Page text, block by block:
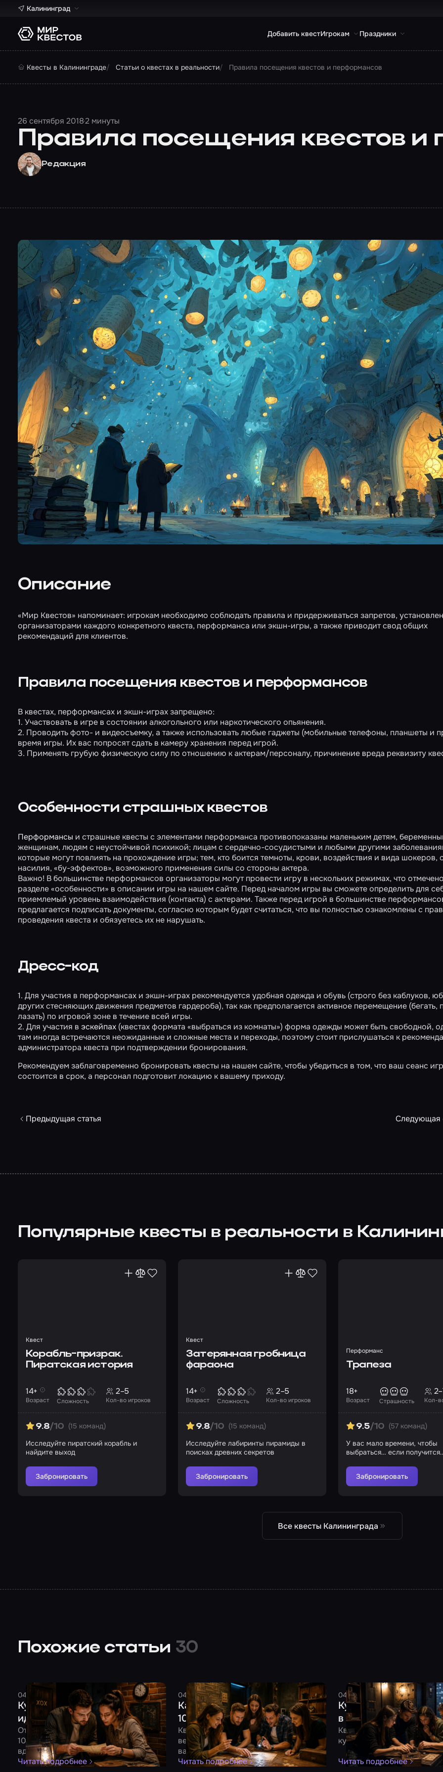
Калининград
Добавить квестИгрокам Праздники
Квесты в Калининграде Статьи о квестах в реальности Правила посещения квестов и перформансов
26 сентября 20182 минуты
Правила посещения квестов и
Редакция
Описание
«Мир Квестов» напоминает: игрокам необходимо соблюдать правила и придерживаться запретов,
организаторами каждого конкретного квеста, перформанса или экшн-игры, а также приводит свод общих
рекомендаций для клиентов.
Правила посещения квестов и перформансов
В квестах, перформансах и экшн-играх запрещено:
1. Участвовать в игре в состоянии алкогольного или наркотического опьянения.
2. Проводить фото- и видеосъемку, а также использовать любые гаджеты (мобильные телефоны, планшеты и
время игры. Их вас попросят сдать в камеру хранения перед игрой.
3. Применять грубую физическую силу по отношению к актерам/персоналу, причинение вреда реквизиту
Особенности страшных квестов
Перформансы и страшные квесты с элементами перформанса противопоказаны маленьким детям,
женщинам, людям с неустойчивой психикой; лицам с сердечно-сосудистыми и любыми другими
которые могут повлиять на прохождение игры; тем, кто боится темноты, крови, воздействия и вида шокеров,
насилия, «бу-эффектов», возможного применения силы со стороны актера.
Важно! В большинстве перформансов организаторы могут провести игру в нескольких режимах, что
разделе «особенности» в описании игры на нашем сайте. Перед началом игры вы сможете определить для
приемлемый уровень взаимодействия (контакта) с актерами. Также перед игрой в большинстве
предлагается подписать документы, согласно которым будет считаться, что вы полностью ознакомлены с
проведения квеста и обязуетесь их не нарушать.
Дресс-код
1. Для участия в перформансах и экшн-играх рекомендуется удобная одежда и обувь (строго без каблуков,
других стесняющих движения предметов гардероба), так как предполагается активное перемещение (бегать,
лазать) по игровой зоне в течение всей игры.
2. Для участия в эскейпах (квестах формата «выбраться из комнаты») форма одежды может быть свободной,
там иногда встречаются неожиданные и сложные места и переходы, поэтому стоит прислушаться к
администратора квеста при подтверждении бронирования.
Рекомендуем заблаговременно бронировать квесты на нашем сайте, чтобы убедиться в том, что ваш сеанс
состоится в срок, а персонал подготовит локацию к вашему приходу.
Предыдущая статья Следующая
Популярные квесты в реальности в
Квест
Корабль-призрак.
Пиратская история
Возраст
14+
Сложность Кол-во игроков
2–5
9.8/10 (15 команд)
Исследуйте пиратский корабль и
найдите выход
Забронировать
Квест
Затерянная гробница
фараона
Возраст
14+
Сложность Кол-во игроков
2–5
9.8/10 (15 команд)
Исследуйте лабиринты пирамиды в
поисках древних секретов
Забронировать
Перформанс
Трапеза
Возраст
18+
Страшность Кол-
9.5/10 (57 команд)
У вас мало времени, чтобы
выбраться… если
Забронировать
Все квесты Калининграда
Похожие статьи 30
04 августа 20267 минут Смельчак
Куда сходить на свидание: 10
идей для двоих
От квеста до романтического ужина –
10 идей для незабываемого вечера
вдвоем
Читать подробнее
04 августа 2026 6 минут Смельчак
Как отметить день рождения:
10 идей для взрослой компании
Квест, боулинг, тематическая
вечеринка и другие форматы под
вашу компанию
Читать подробнее
04 августа 20268 минут
Куда сходить в
в Москве: 10 идей
Квест, музей, антикафе и
куда сходить в дождливый
Читать подробнее